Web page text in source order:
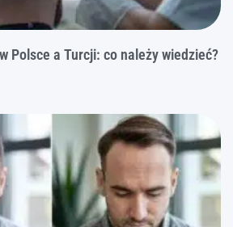
Polsce a Turcji: co należy wiedzieć?